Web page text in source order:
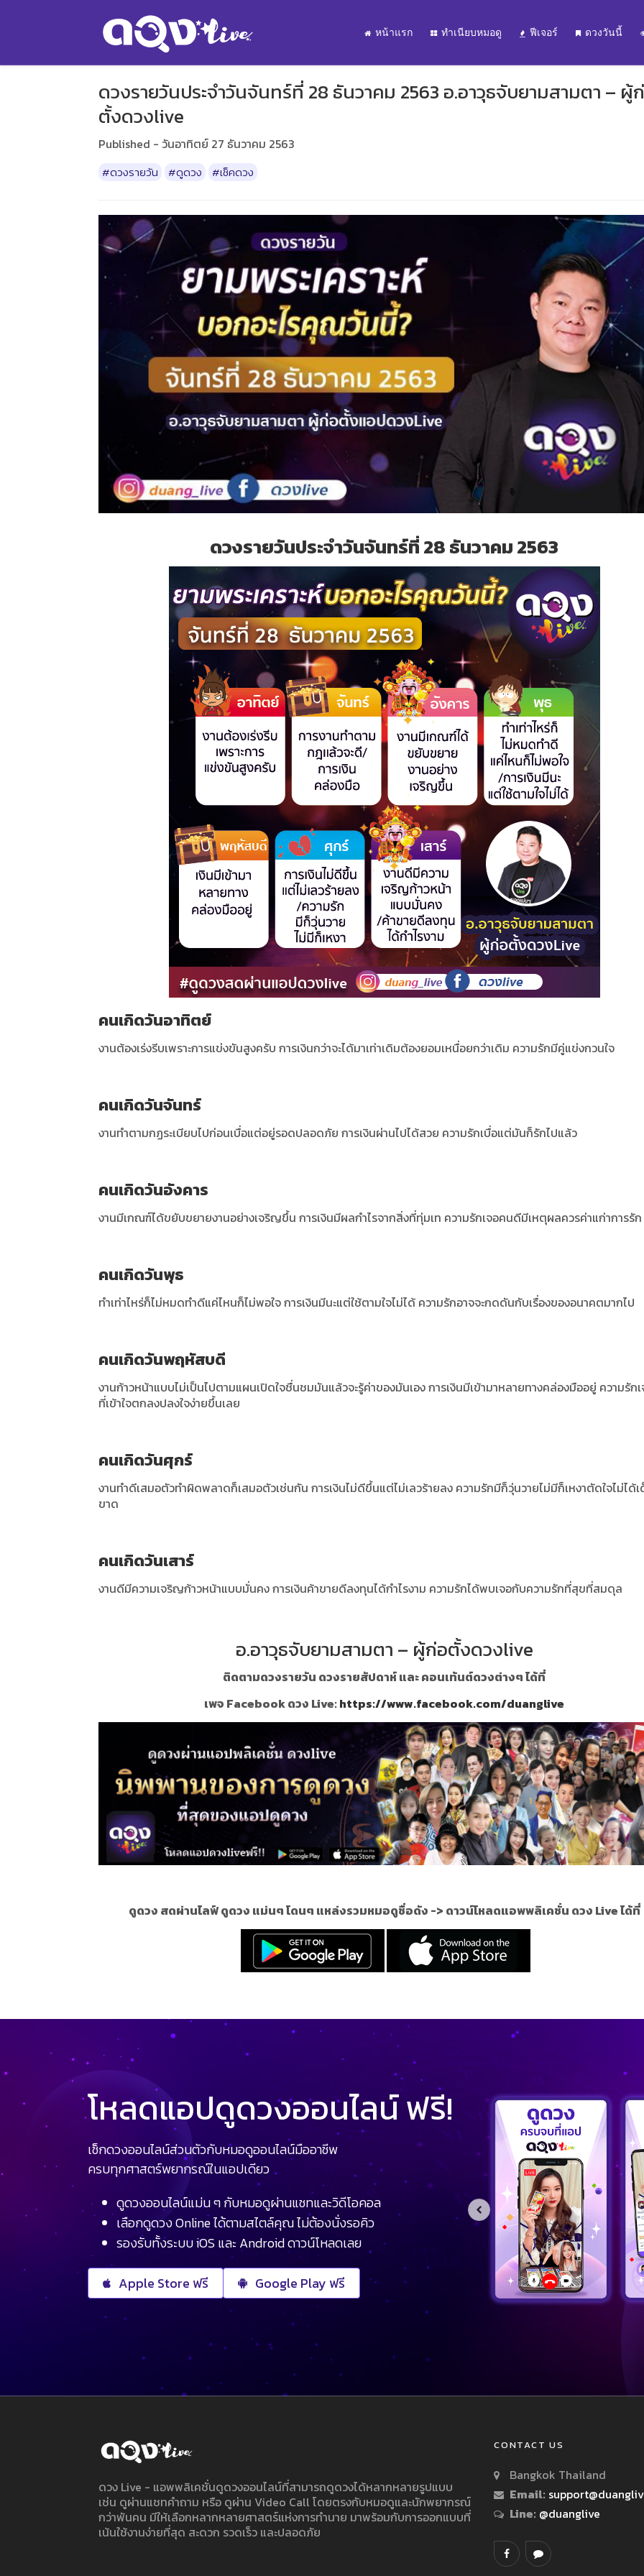
หน้าแรก ทำเนียบหมอดู ฟีเจอร์ ดวงวันนี้
ดวงรายวันประจำวันจันทร์ที่ 28 ธันวาคม 2563 อ.อาวุธจับยามสามตา – ผู้
ตั้งดวงlive
Published - วันอาทิตย์ 27 ธันวาคม 2563
#ดวงรายวัน #ดูดวง #เช็คดวง
ดวงรายวันประจำวันจันทร์ที่ 28 ธันวาคม 2563
คนเกิดวันอาทิตย์
งานต้องเร่งรีบเพราะการแข่งขันสูงครับ การเงินกว่าจะได้มาเท่าเดิมต้องยอมเหนื่อยกว่าเดิม ความรักมีคู่แข่งกวนใจ
คนเกิดวันจันทร์
งานทำตามกฏระเบียบไปก่อนเบื่อแต่อยู่รอดปลอดภัย การเงินผ่านไปได้สวย ความรักเบื่อแต่มันก็รักไปแล้ว
คนเกิดวันอังคาร
งานมีเกณฑ์ได้ขยับขยายงานอย่างเจริญขึ้น การเงินมีผลกำไรจากสิ่งที่ทุ่มเท ความรักเจอคนดีมีเหตุผลควรค่าแก่าการรัก
คนเกิดวันพุธ
ทำเท่าไหร่ก็ไม่หมดทำดีแค่ไหนก็ไม่พอใจ การเงินมีนะแต่ใช้ตามใจไม่ได้ ความรักอาจจะกดดันกับเรื่องของอนาคตมากไป
คนเกิดวันพฤหัสบดี
งานก้าวหน้าแบบไม่เป็นไปตามแผนเปิดใจชื่นชมมันแล้วจะรู้ค่าของมันเอง การเงินมีเข้ามาหลายทางคล่องมืออยู่ ความรัก
ที่เข้าใจตกลงปลงใจง่ายขึ้นเลย
คนเกิดวันศุกร์
งานทำดีเสมอตัวทำผิดพลาดก็เสมอตัวเช่นกัน การเงินไม่ดีขึ้นแต่ไม่เลวร้ายลง ความรักมีก็วุ่นวายไม่มีก็เหงาตัดใจไม่ได้
ขาด
คนเกิดวันเสาร์
งานดีมีความเจริญก้าวหน้าแบบมั่นคง การเงินค้าขายดีลงทุนได้กำไรงาม ความรักได้พบเจอกับความรักที่สุขที่สมดุล
อ.อาวุธจับยามสามตา – ผู้ก่อตั้งดวงlive
ติดตามดวงรายวัน ดวงรายสัปดาห์ และ คอนเท้นต์ดวงต่างๆ ได้ที่
เพจ Facebook ดวง Live:https://www.facebook.com/duanglive
ดูดวง สดผ่านไลฟ์ ดูดวง แม่นๆ โดนๆ แหล่งรวมหมอดูชื่อดัง -> ดาวน์โหลดแอพพลิเคชั่น ดวง Live ได้ที่
โหลดแอปดูดวงออนไลน์ ฟรี!
เช็กดวงออนไลน์ส่วนตัวกับหมอดูออนไลน์มืออาชีพ
ครบทุกศาสตร์พยากรณ์ในแอปเดียว
ดูดวงออนไลน์แม่น ๆ กับหมอดูผ่านแชทและวิดีโอคอล
เลือกดูดวง Online ได้ตามสไตล์คุณ ไม่ต้องนั่งรอคิว
รองรับทั้งระบบ iOS และ Android ดาวน์โหลดเลย
Apple Store ฟรี Google Play ฟรี
ดวง Live - แอพพลิเคชั่นดูดวงออนไลน์ที่สามารถดูดวงได้หลากหลายรูปแบบ
เช่น ดูผ่านแชทคำถาม หรือ ดูผ่าน Video Call โดยตรงกับหมอดูและนักพยากรณ์
กว่าพันคน มีให้เลือกหลากหลายศาสตร์แห่งการทำนาย มาพร้อมกับการออกแบบที่
เน้นใช้งานง่ายที่สุด สะดวก รวดเร็ว และปลอดภัย
CONTACT US
Bangkok Thailand
Email:
Line: @duanglive